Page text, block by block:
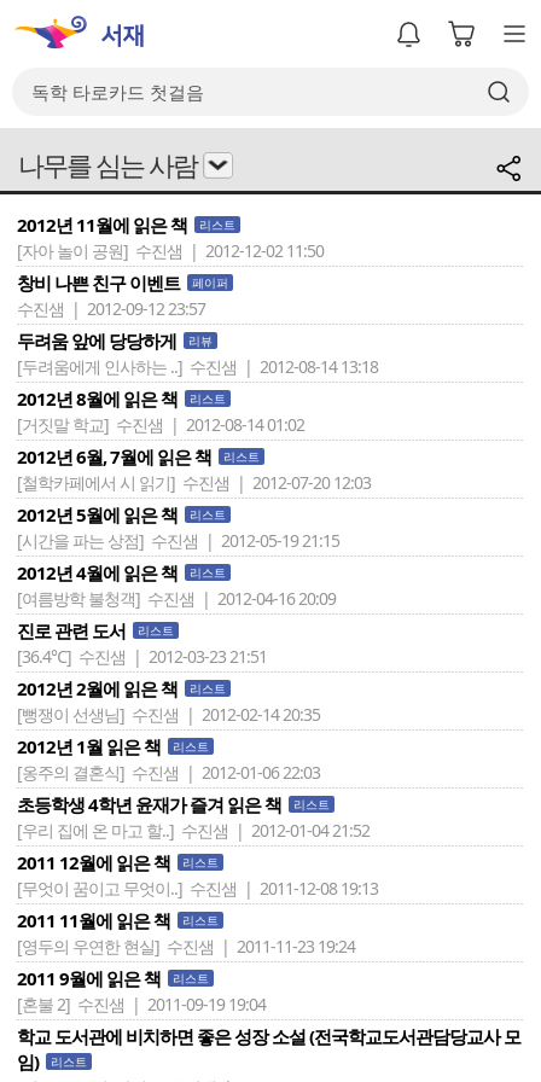
나무를 심는 사람
2012년 11월에 읽은 책 리스트
[자아 놀이 공원] 수진샘 | 2012-12-02 11:50
창비 나쁜 친구 이벤트 페이퍼
수진샘 | 2012-09-12 23:57
두려움 앞에 당당하게 리뷰
[두려움에게 인사하는 ..] 수진샘 | 2012-08-14 13:18
2012년 8월에 읽은 책 리스트
[거짓말 학교] 수진샘 | 2012-08-14 01:02
2012년 6월, 7월에 읽은 책 리스트
[철학카페에서 시 읽기] 수진샘 | 2012-07-20 12:03
2012년 5월에 읽은 책 리스트
[시간을 파는 상점] 수진샘 | 2012-05-19 21:15
2012년 4월에 읽은 책 리스트
[여름방학 불청객] 수진샘 | 2012-04-16 20:09
진로 관련 도서 리스트
[36.4℃] 수진샘 | 2012-03-23 21:51
2012년 2월에 읽은 책 리스트
[뻥쟁이 선생님] 수진샘 | 2012-02-14 20:35
2012년 1월 읽은 책 리스트
[옹주의 결혼식] 수진샘 | 2012-01-06 22:03
초등학생 4학년 윤재가 즐겨 읽은 책 리스트
[우리 집에 온 마고 할..] 수진샘 | 2012-01-04 21:52
2011 12월에 읽은 책 리스트
[무엇이 꿈이고 무엇이..] 수진샘 | 2011-12-08 19:13
2011 11월에 읽은 책 리스트
[영두의 우연한 현실] 수진샘 | 2011-11-23 19:24
2011 9월에 읽은 책 리스트
[혼불 2] 수진샘 | 2011-09-19 19:04
학교 도서관에 비치하면 좋은 성장 소설 (전국학교도서관담당교사 모
임)
리스트